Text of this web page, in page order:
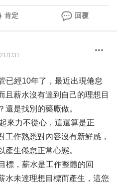
肯定 回覆
1/31
已經10年了，最近出現倦怠
且薪水沒有達到自己的理想目
還是找別的藥廠做。
來力不從心，這還算是正
作熟悉對內容沒有新鮮感，
產生倦怠正常心態。
標，薪水是工作整體的回
水未達理想目標而產生，這您